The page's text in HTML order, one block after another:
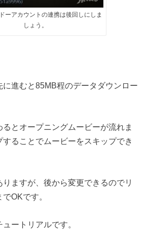
ーアカウントの連携は後回しにしま
しょう。
に進むと85MB程のデータダウンロー
とオープニングムービーが流れま
ることでムービーをスキップでき
ますが、後から変更できるのでリ
OKです。
ートリアルです。